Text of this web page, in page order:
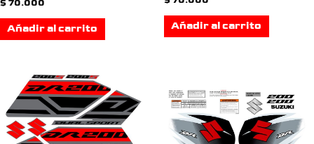
$ 70.000
Añadir al carrito Añadir al carrito